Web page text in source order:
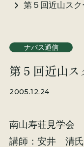
第５回近山スク
ナパス通信
第５回近山ス
2005.12.24
南山寿荘見学会
講師：安井 清氏
大工が建てる家
リノベーション